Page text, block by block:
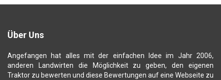
Über Uns
Angefangen hat alles mit der einfachen Idee im Jahr 2006,
anderen Landwirten die Möglichkeit zu geben, den eigenen
Traktor zu bewerten und diese Bewertungen auf eine Webseite zu